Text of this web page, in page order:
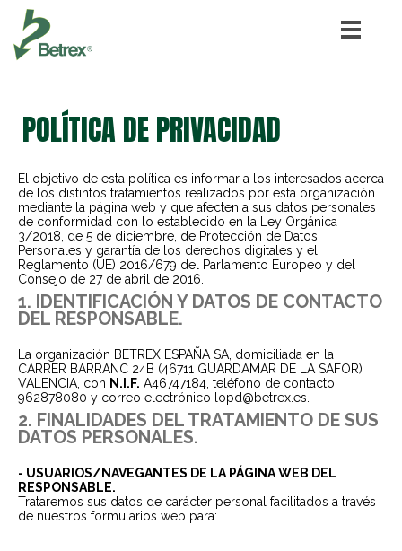
POLÍTICA DE PRIVACIDAD
El objetivo de esta política es informar a los interesados acerca
de los distintos tratamientos realizados por esta organización
mediante la página web y que afecten a sus datos personales
de conformidad con lo establecido en la Ley Orgánica
3/2018, de 5 de diciembre, de Protección de Datos
Personales y garantía de los derechos digitales y el
Reglamento (UE) 2016/679 del Parlamento Europeo y del
Consejo de 27 de abril de 2016.
1. IDENTIFICACIÓN Y DATOS DE CONTACTO
DEL RESPONSABLE.
La organización BETREX ESPAÑA SA, domiciliada en la
CARRER BARRANC 24B (46711 GUARDAMAR DE LA SAFOR)
VALENCIA, con N.I.F. A46747184, teléfono de contacto:
962878080 y correo electrónico lopd@betrex.es.
2. FINALIDADES DEL TRATAMIENTO DE SUS
DATOS PERSONALES.
- USUARIOS/NAVEGANTES DE LA PÁGINA WEB DEL
RESPONSABLE.
Trataremos sus datos de carácter personal facilitados a través
de nuestros formularios web para: